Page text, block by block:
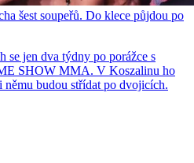
šest soupeřů. Do klece půjdou po
se jen dva týdny po porážce s
SHOW MMA. V Koszalinu ho
němu budou střídat po dvojicích.